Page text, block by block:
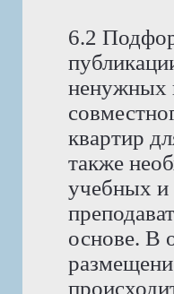
6.2
ненужных
квартир
также
учебных и
основе. В